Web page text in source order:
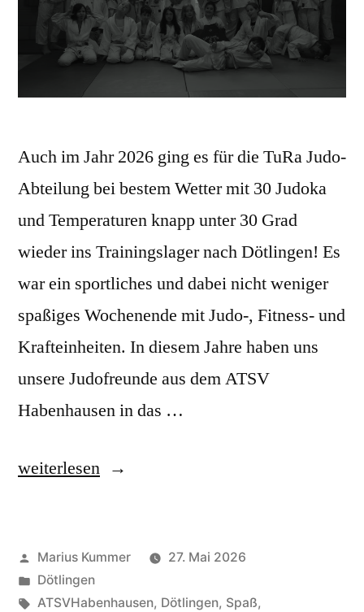
Auch im Jahr 2026 ging es für die TuRa Judo-
Abteilung bei bestem Wetter mit 30 Judoka
und Temperaturen knapp unter 30 Grad
wieder ins Trainingslager nach Dötlingen! Es
war ein sportliches und dabei nicht weniger
spaßiges Wochenende mit Judo-, Fitness- und
Krafteinheiten. In diesem Jahre haben uns
unsere Judofreunde aus dem ATSV
Habenhausen in das …
„Pfingstwochenende?
Judo
Trainingslager
weiterlesen
Veröffentlicht
von
Marius Kummer
27. Mai 2026
Veröffentlicht
unter
Dötlingen
Schlagwörter:
ATSVHabenhausen, Dötlingen, Spaß,